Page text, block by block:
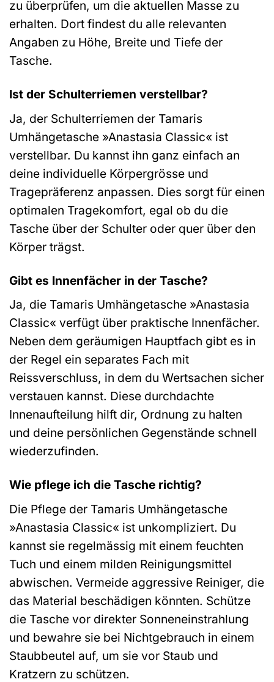
zu überprüfen, um die aktuellen Masse zu
erhalten. Dort findest du alle relevanten
Angaben zu Höhe, Breite und Tiefe der
Tasche.
Ist der Schulterriemen verstellbar?
Ja, der Schulterriemen der Tamaris
Umhängetasche »Anastasia Classic« ist
verstellbar. Du kannst ihn ganz einfach an
deine individuelle Körpergrösse und
Tragepräferenz anpassen. Dies sorgt für einen
optimalen Tragekomfort, egal ob du die
Tasche über der Schulter oder quer über den
Körper trägst.
Gibt es Innenfächer in der Tasche?
Ja, die Tamaris Umhängetasche »Anastasia
Classic« verfügt über praktische Innenfächer.
Neben dem geräumigen Hauptfach gibt es in
der Regel ein separates Fach mit
Reissverschluss, in dem du Wertsachen sicher
verstauen kannst. Diese durchdachte
Innenaufteilung hilft dir, Ordnung zu halten
und deine persönlichen Gegenstände schnell
wiederzufinden.
Wie pflege ich die Tasche richtig?
Die Pflege der Tamaris Umhängetasche
»Anastasia Classic« ist unkompliziert. Du
kannst sie regelmässig mit einem feuchten
Tuch und einem milden Reinigungsmittel
abwischen. Vermeide aggressive Reiniger, die
das Material beschädigen könnten. Schütze
die Tasche vor direkter Sonneneinstrahlung
und bewahre sie bei Nichtgebrauch in einem
Staubbeutel auf, um sie vor Staub und
Kratzern zu schützen.